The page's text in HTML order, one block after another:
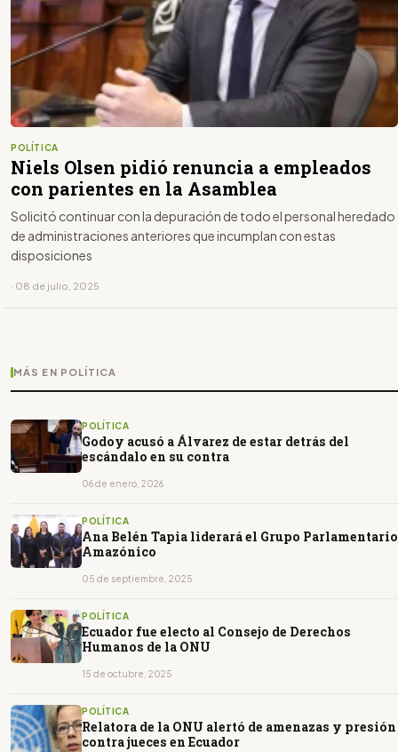
POLÍTICA
Niels Olsen pidió renuncia a empleados
con parientes en la Asamblea
Solicitó continuar con la depuración de todo el personal heredado
de administraciones anteriores que incumplan con estas
disposiciones
· 08 de julio, 2025
MÁS EN POLÍTICA
POLÍTICA
Godoy acusó a Álvarez de estar detrás del
escándalo en su contra
06 de enero, 2026
POLÍTICA
Ana Belén Tapia liderará el Grupo Parlamentario
Amazónico
05 de septiembre, 2025
POLÍTICA
Ecuador fue electo al Consejo de Derechos
Humanos de la ONU
15 de octubre, 2025
POLÍTICA
Relatora de la ONU alertó de amenazas y presión
contra jueces en Ecuador